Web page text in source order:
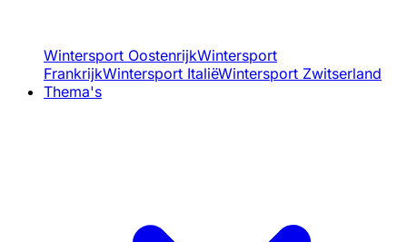
Wintersport OostenrijkWintersport
FrankrijkWintersport ItaliëWintersport Zwitserland
Thema's